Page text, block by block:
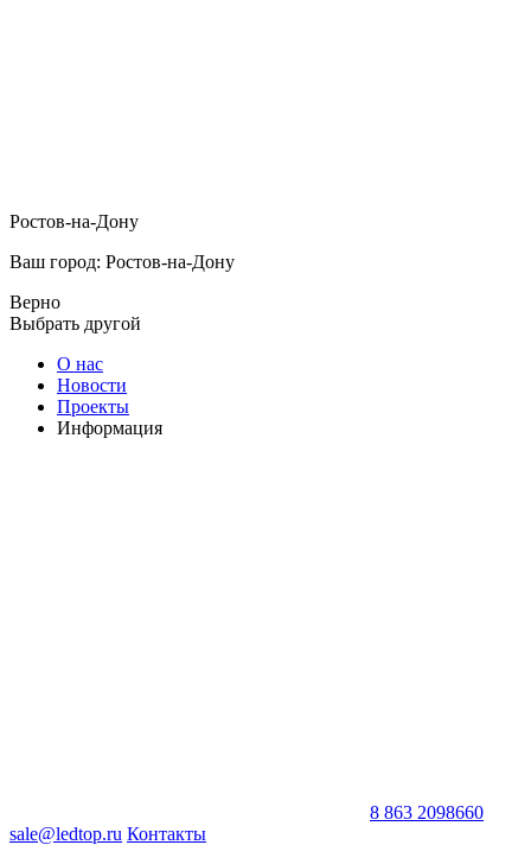
Ростов-на-Дону
Ваш город: Ростов-на-Дону
Верно
Выбрать другой
О нас
Новости
Проекты
Информация
8 863 2098660
sale@ledtop.ru Контакты